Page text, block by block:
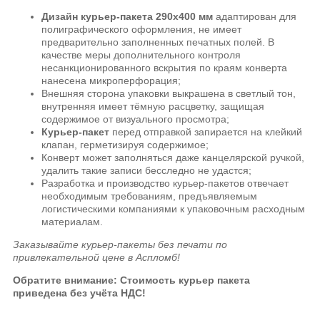
Дизайн курьер-пакета 290х400 мм адаптирован для
полиграфического оформления, не имеет
предварительно заполненных печатных полей. В
качестве меры дополнительного контроля
несанкционированного вскрытия по краям конверта
нанесена микроперфорация;
Внешняя сторона упаковки выкрашена в светлый тон,
внутренняя имеет тёмную расцветку, защищая
содержимое от визуального просмотра;
Курьер-пакет перед отправкой запирается на клейкий
клапан, герметизируя содержимое;
Конверт может заполняться даже канцелярской ручкой,
удалить такие записи бесследно не удастся;
Разработка и производство курьер-пакетов отвечает
необходимым требованиям, предъявляемым
логистическими компаниями к упаковочным расходным
материалам.
Заказывайте курьер-пакеты без печати по
привлекательной цене в Аспломб!
Обратите внимание: Стоимость курьер пакета
приведена без учёта НДС!